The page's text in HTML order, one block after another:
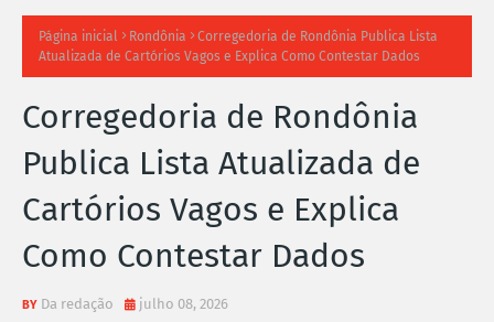
A
S
N
O
Página inicial Rondônia
Corregedoria de Rondônia Publica Lista
Atualizada de Cartórios Vagos e Explica Como Contestar Dados
Corregedoria de Rondônia
Publica Lista Atualizada de
Cartórios Vagos e Explica
Como Contestar Dados
Da redação julho 08, 2026